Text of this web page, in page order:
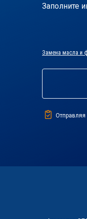
Заполните
Замена масла и
Отправляя